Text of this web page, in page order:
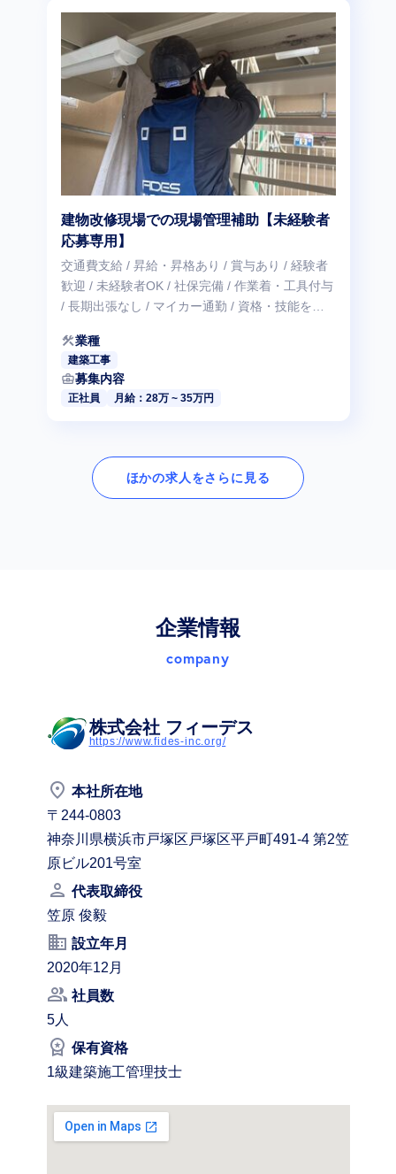
建物改修現場での現場管理補助【未経験者
応募専用】
交通費支給 / 昇給・昇格あり / 賞与あり / 経験者
歓迎 / 未経験者OK / 社保完備 / 作業着・工具付与
/ 長期出張なし / マイカー通勤 / 資格・技能を活
construction業種
建築工事
business_center募集内容
正社員 月給：28万 ~ 35万円
ほかの求人をさらに見る
企業情報
company
株式会社 フィーデス
https://www.fides-inc.org/
place 本社所在地
〒244-0803
神奈川県横浜市戸塚区戸塚区平戸町491-4 第2笠
原ビル201号室
person 代表取締役
笠原 俊毅
business 設立年月
2020年12月
people_alt 社員数
5人
workspace_premium 保有資格
1級建築施工管理技士